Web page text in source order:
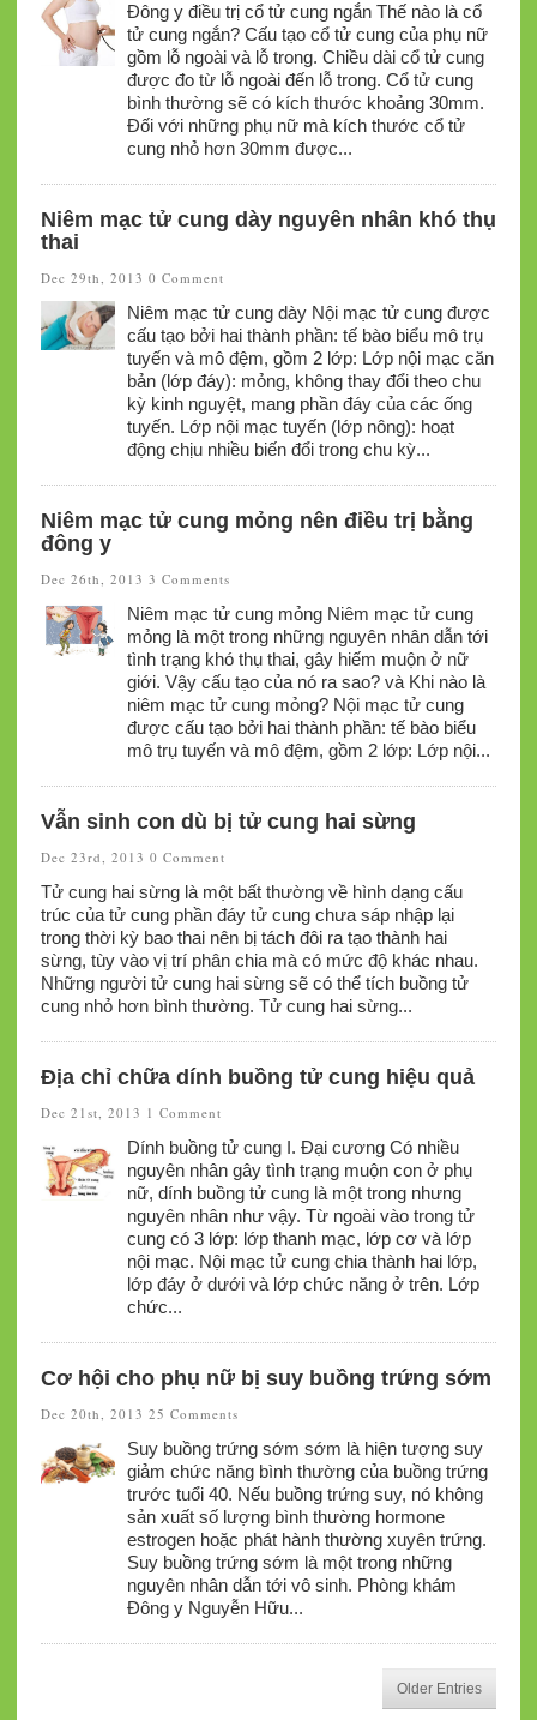
Đông y điều trị cổ tử cung ngắn Thế nào là cổ
tử cung ngắn? Cấu tạo cổ tử cung của phụ nữ
gồm lỗ ngoài và lỗ trong. Chiều dài cổ tử cung
được đo từ lỗ ngoài đến lỗ trong. Cổ tử cung
bình thường sẽ có kích thước khoảng 30mm.
Đối với những phụ nữ mà kích thước cổ tử
cung nhỏ hơn 30mm được...
Niêm mạc tử cung dày nguyên nhân khó thụ
thai
Dec 29th, 2013 0 Comment
Niêm mạc tử cung dày Nội mạc tử cung được
cấu tạo bởi hai thành phần: tế bào biểu mô trụ
tuyến và mô đệm, gồm 2 lớp: Lớp nội mạc căn
bản (lớp đáy): mỏng, không thay đổi theo chu
kỳ kinh nguyệt, mang phần đáy của các ống
tuyến. Lớp nội mạc tuyến (lớp nông): hoạt
động chịu nhiều biến đổi trong chu kỳ...
Niêm mạc tử cung mỏng nên điều trị bằng
đông y
Dec 26th, 2013 3 Comments
Niêm mạc tử cung mỏng Niêm mạc tử cung
mỏng là một trong những nguyên nhân dẫn tới
tình trạng khó thụ thai, gây hiếm muộn ở nữ
giới. Vậy cấu tạo của nó ra sao? và Khi nào là
niêm mạc tử cung mỏng? Nội mạc tử cung
được cấu tạo bởi hai thành phần: tế bào biểu
mô trụ tuyến và mô đệm, gồm 2 lớp: Lớp nội...
Vẫn sinh con dù bị tử cung hai sừng
Dec 23rd, 2013 0 Comment
Tử cung hai sừng là một bất thường về hình dạng cấu
trúc của tử cung phần đáy tử cung chưa sáp nhập lại
trong thời kỳ bao thai nên bị tách đôi ra tạo thành hai
sừng, tùy vào vị trí phân chia mà có mức độ khác nhau.
Những người tử cung hai sừng sẽ có thể tích buồng tử
cung nhỏ hơn bình thường. Tử cung hai sừng...
Địa chỉ chữa dính buồng tử cung hiệu quả
Dec 21st, 2013 1 Comment
Dính buồng tử cung I. Đại cương Có nhiều
nguyên nhân gây tình trạng muộn con ở phụ
nữ, dính buồng tử cung là một trong nhưng
nguyên nhân như vậy. Từ ngoài vào trong tử
cung có 3 lớp: lớp thanh mạc, lớp cơ và lớp
nội mạc. Nội mạc tử cung chia thành hai lớp,
lớp đáy ở dưới và lớp chức năng ở trên. Lớp
chức...
Cơ hội cho phụ nữ bị suy buồng trứng sớm
Dec 20th, 2013 25 Comments
Suy buồng trứng sớm sớm là hiện tượng suy
giảm chức năng bình thường của buồng trứng
trước tuổi 40. Nếu buồng trứng suy, nó không
sản xuất số lượng bình thường hormone
estrogen hoặc phát hành thường xuyên trứng.
Suy buồng trứng sớm là một trong những
nguyên nhân dẫn tới vô sinh. Phòng khám
Đông y Nguyễn Hữu...
Older Entries